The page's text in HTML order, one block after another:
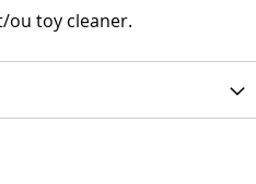
ou toy cleaner.